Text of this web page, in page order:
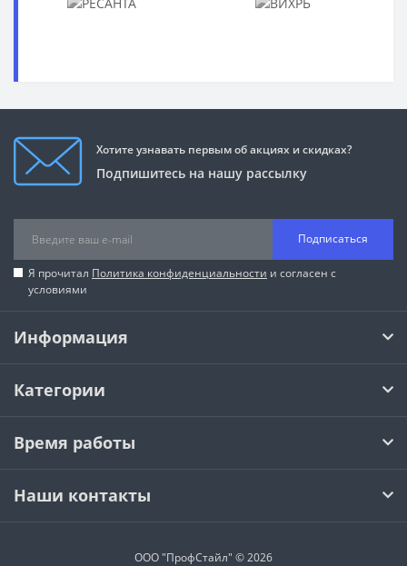
Хотите узнавать первым об акциях и скидках?
Подпишитесь на нашу рассылку
Подписаться
Я прочитал Политика конфиденциальности и согласен с
условиями
Информация
Категории
Время работы
Наши контакты
ООО "ПрофСтайл" © 2026